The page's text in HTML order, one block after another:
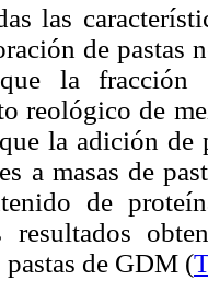
las
de pastas
la fracción
reológico de
la adición de
a masas de
de
resultados
de GDM (